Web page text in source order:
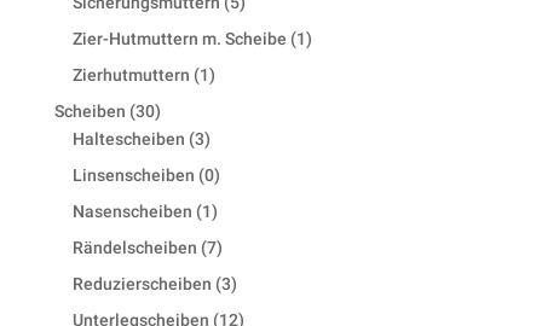
products
Zier-Hutmuttern m. Scheibe 11
Zierhutmuttern 11
Scheiben 3030
products
Haltescheiben 33
products
Linsenscheiben 00
products
Nasenscheiben 11
product
Rändelscheiben 77
products
Reduzierscheiben 33
products
Unterlegscheiben 1212